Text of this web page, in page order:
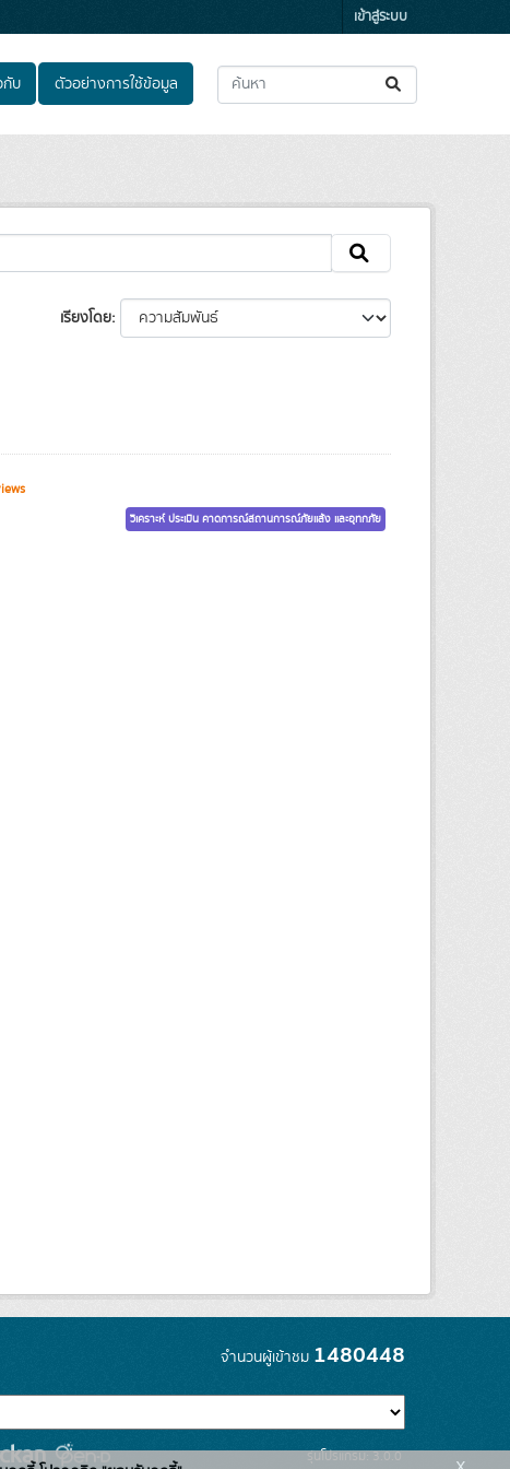
เข้าสู่ระบบ
กับ ตัวอย่างการใช้ข้อมูล
เรียงโดย
วิเคราะห์ ประเมิน คาดการณ์สถานการณ์ภัยแล้ง และอุทกภัย
จำนวนผู้เข้าชม 1480448
รุ่นโปรแกรม: 3.0.0